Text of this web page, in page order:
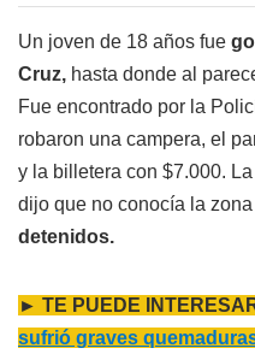
Un joven de 18 años fue
Cruz, hasta donde al
Fue encontrado por la
robaron una campera, el
y la billetera con $7.000.
dijo que no conocía la
detenidos.
► TE PUEDE
sufrió graves